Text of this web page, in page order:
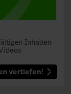
Inhalten
vertiefen!